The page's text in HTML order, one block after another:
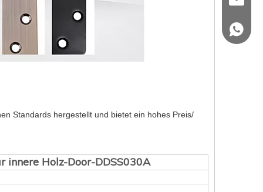
Standards hergestellt und bietet ein hohes Preis/
innere Holz-Door-DDSS030A
+86